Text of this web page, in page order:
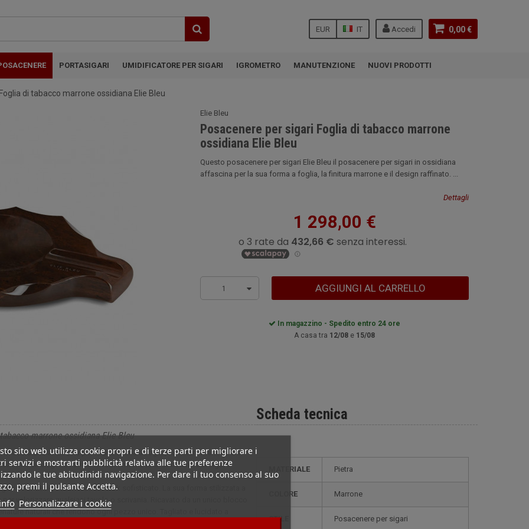
0,00 €
Accedi
IT
EUR
PORTASIGARI UMIDIFICATORE PER SIGARI IGROMETRO MANUTENZIONE NUOVI PRODOTTI
sito web utilizza cookie propri e di terze parti per migliorare i
servizi e mostrarti pubblicità relativa alle tue preferenze
le tue abitudinidi navigazione. Per dare il tuo consenso al suo
premi il pulsante Accetta.
Personalizzare i cookie
di tabacco marrone ossidiana Elie Bleu
Elie Bleu
Posacenere per sigari Foglia di tabacco marrone
ossidiana Elie Bleu
Questo posacenere per sigari Elie Bleu il posacenere per sigari in ossidiana
affascina per la sua forma a foglia, la finitura marrone e il design raffinato. ...
Dettagli
1 298,00 €
1 AGGIUNGI AL CARRELLO
In magazzino - Spedito entro 24 ore
A casa tra 12/08 e 15/08
Scheda tecnica
MATERIALE pietra
COLORE Marrone
STILE posacenere per sigari
marrone ossidiana Elie Bleu
ossidiana affascina per la sua forma a foglia, la finitura marrone e il
un'eleganza unica ai vostri momenti di consumo del sigaro.
per il design scultoreo e il look sofisticato. La sua forma stilizzata a
valorizzare qualsiasi tavolo o scrivania. Ricavato da un unico blocco
naturali che rendono ogni pezzo unico. Tagliato e lucidato a